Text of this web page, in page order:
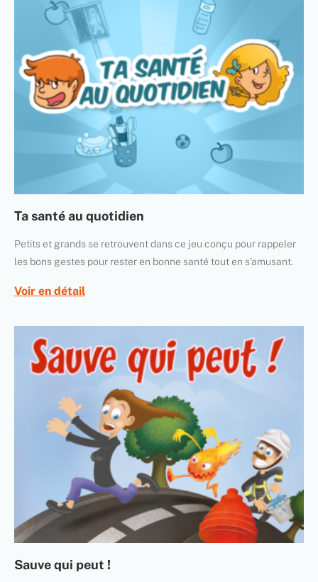
Ta santé au quotidien
Petits et grands se retrouvent dans ce jeu conçu pour rappeler
les bons gestes pour rester en bonne santé tout en s’amusant.
Voir en détail
Sauve qui peut !